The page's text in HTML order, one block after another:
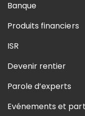
Banque
Produits financiers
ISR
Devenir rentier
Parole d’experts
Evénements et